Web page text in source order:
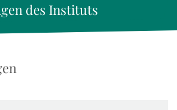
des Instituts